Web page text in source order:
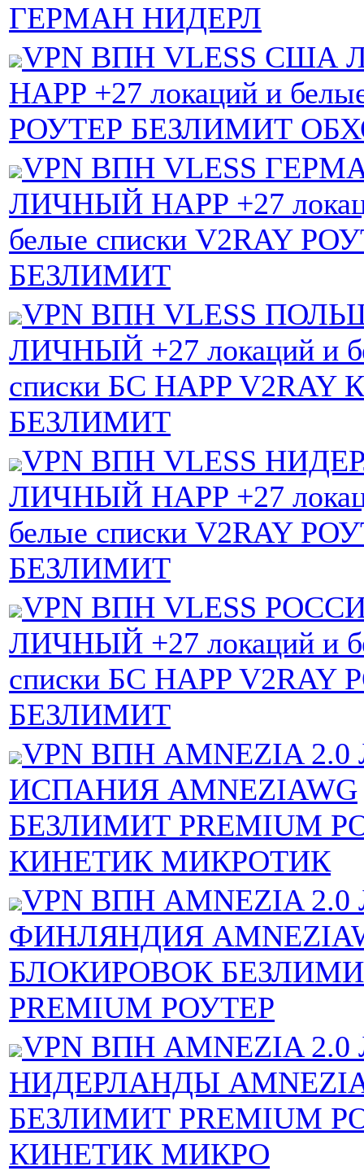
ГЕРМАН НИДЕРЛ
VPN ВПН VLESS США
HAPP +27 локаций и
РОУТЕР БЕЗЛИМИТ
VPN ВПН VLESS
ЛИЧНЫЙ HAPP +27
белые списки V2RAY
БЕЗЛИМИТ
VPN ВПН VLESS
ЛИЧНЫЙ +27 локаций и
списки БС HAPP
БЕЗЛИМИТ
VPN ВПН VLESS
ЛИЧНЫЙ HAPP +27
белые списки V2RAY
БЕЗЛИМИТ
VPN ВПН VLESS
ЛИЧНЫЙ +27 локаций и
списки БС HAPP V2RAY
БЕЗЛИМИТ
VPN ВПН AMNEZIA
ИСПАНИЯ AMNEZIAWG
БЕЗЛИМИТ PREMIUM
КИНЕТИК МИКРОТИК
VPN ВПН AMNEZIA
ФИНЛЯНДИЯ
БЛОКИРОВОК
PREMIUM РОУТЕР
VPN ВПН AMNEZIA
НИДЕРЛАНДЫ
БЕЗЛИМИТ PREMIUM
КИНЕТИК МИКРО